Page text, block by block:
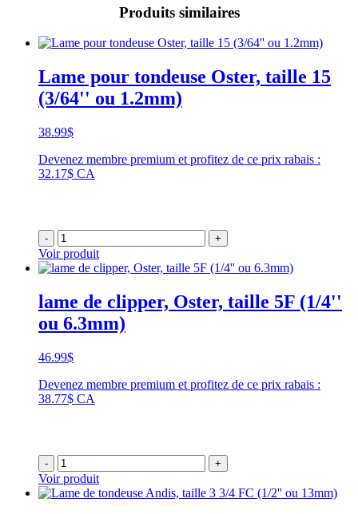
Produits similaires
Lame pour tondeuse Oster, taille 15
(3/64'' ou 1.2mm)
38.99$
Devenez membre premium et profitez de ce prix rabais :
32.17$ CA
- +
Voir produit
lame de clipper, Oster, taille 5F (1/4''
ou 6.3mm)
46.99$
Devenez membre premium et profitez de ce prix rabais :
38.77$ CA
- +
Voir produit